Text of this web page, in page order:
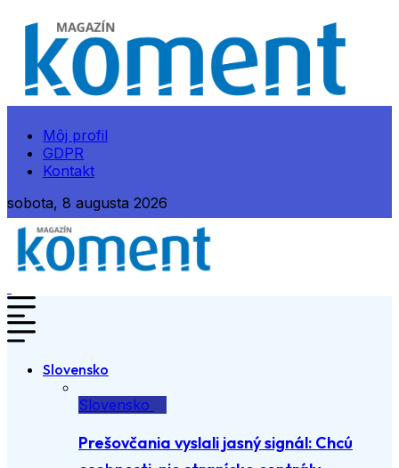
Môj profil
GDPR
Kontakt
sobota, 8 augusta 2026
Slovensko
Slovensko
Prešovčania vyslali jasný signál: Chcú